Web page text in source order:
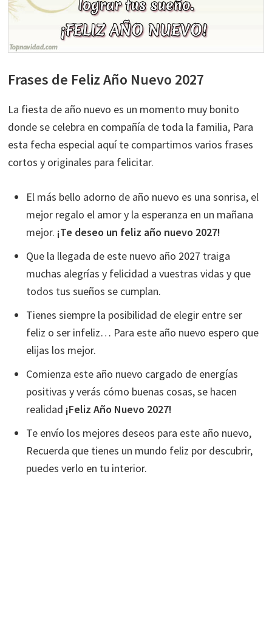
Frases de Feliz Año Nuevo 2027
La fiesta de año nuevo es un momento muy bonito
donde se celebra en compañía de toda la familia, Para
esta fecha especial aquí te compartimos varios frases
cortos y originales para felicitar.
El más bello adorno de año nuevo es una sonrisa, el
mejor regalo el amor y la esperanza en un mañana
mejor. ¡Te deseo un feliz año nuevo 2027!
Que la llegada de este nuevo año 2027 traiga
muchas alegrías y felicidad a vuestras vidas y que
todos tus sueños se cumplan.
Tienes siempre la posibilidad de elegir entre ser
feliz o ser infeliz… Para este año nuevo espero que
elijas los mejor.
Comienza este año nuevo cargado de energías
positivas y verás cómo buenas cosas, se hacen
realidad ¡Feliz Año Nuevo 2027!
Te envío los mejores deseos para este año nuevo,
Recuerda que tienes un mundo feliz por descubrir,
puedes verlo en tu interior.